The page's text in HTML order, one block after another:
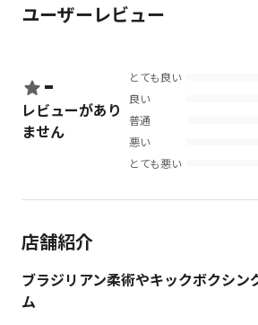
ユーザーレビュー
-
レビューがあり
ません
とても良い
良い
普通
悪い
とても悪い
店舗紹介
ブラジリアン柔術やキックボクシン
ム